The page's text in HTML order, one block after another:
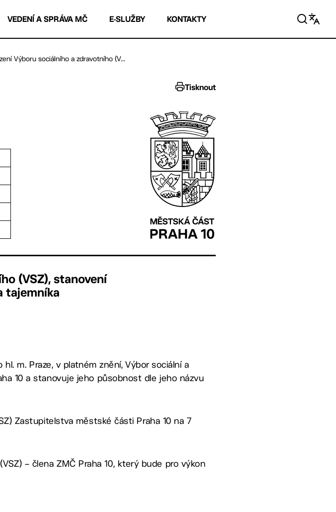
VEDENÍ A SPRÁVA MČ E-SLUŽBY KONTAKTY
Výboru sociálního a zdravotního (V...
Tisknout
(VSZ), stanovení
tajemníka
m. Praze, v platném znění, Výbor sociální a
10 a stanovuje jeho působnost dle jeho názvu
Zastupitelstva městské části Praha 10 na 7
– člena ZMČ Praha 10, který bude pro výkon